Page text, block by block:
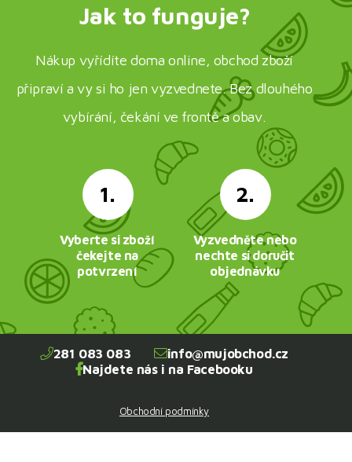
Jak to funguje?
Nákup vyřídíte doma online, obchod zboží
připraví a vy si ho jen vyzvednete. Bez dlouhého
vybírání, čekání ve frontě a obav.
1.
Vyberte si zboží
čekejte na
potvrzení
2.
Vyzvedněte nebo
nechte si doručit
objednávku
281 083 083
info@mujobchod.cz
Najdete nás i na Facebooku
Obchodní podmínky